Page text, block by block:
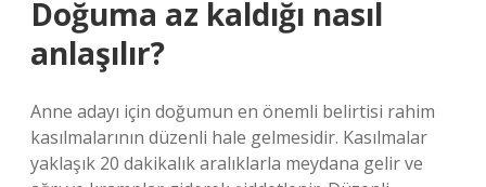
Doğuma az kaldığı nasıl
anlaşılır?
Anne adayı için doğumun en önemli belirtisi rahim
kasılmalarının düzenli hale gelmesidir. Kasılmalar
yaklaşık 20 dakikalık aralıklarla meydana gelir ve